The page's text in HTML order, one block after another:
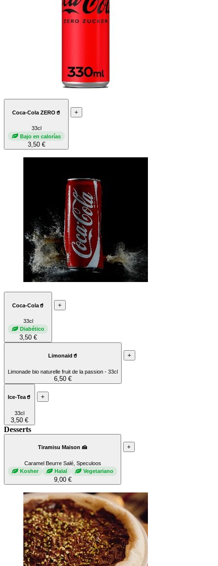
Coca-Cola ZERO🥤
33cl
Bajo en calorías
3,50 €
+
Coca-Cola🥤
33cl
Diabético
3,50 €
+
Limonaid🥤
Limonade bio naturelle fruit de la passion - 33cl
6,50 €
+
Ice-Tea🥤
33cl
3,50 €
+
Desserts
Tiramisu Maison 🍰
Caramel Beurre Salé, Speculoos
Kosher
Halal Vegetariano
9,00 €
+